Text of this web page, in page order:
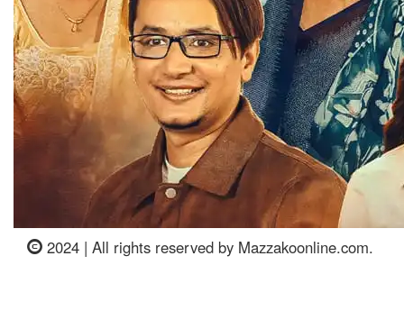
2024 | All rights reserved by Mazzakoonline.com.